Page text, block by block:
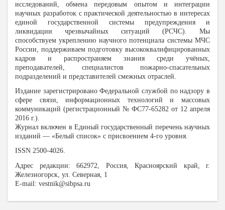
исследований, обмена передовым опытом и интеграции
научных разработок с практической деятельностью в интересах
единой государственной системы предупреждения и
ликвидации чрезвычайных ситуаций (РСЧС). Мы
способствуем укреплению научного потенциала системы МЧС
России, поддерживаем подготовку высококвалифицированных
кадров и распространяем знания среди учёных,
преподавателей, специалистов пожарно-спасательных
подразделений и представителей смежных отраслей.
Издание зарегистрировано Федеральной службой по надзору в
сфере связи, информационных технологий и массовых
коммуникаций (регистрационный № ФС77-65282 от 12 апреля
2016 г.).
Журнал включен в Единый государственный перечень научных
изданий — «Белый список» с присвоением 4-го уровня.
ISSN 2500-4026.
Адрес редакции: 662972, Россия, Красноярский край, г.
Железногорск, ул. Северная, 1
E-mail: vestnik@sibpsa.ru